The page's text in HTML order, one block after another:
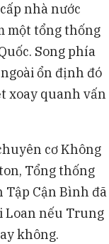
vấn đề Đài
trọng của
ít nhất 17
2028) và hai
nhà nước
một tổng thống
Song phía
ổn định đó
xoay quanh vấn
cơ Không
Tổng thống
Cận Bình đã
Loan nếu Trung
không.